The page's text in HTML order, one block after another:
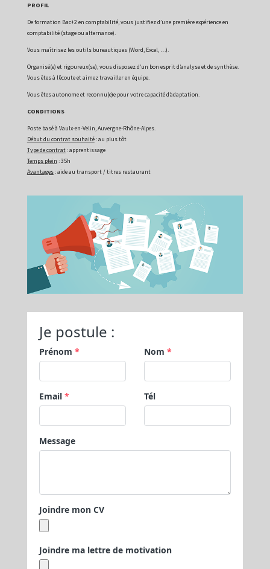
PROFIL
De formation Bac+2 en comptabilité, vous justifiez d’une première expérience en
comptabilité (stage ou alternance).
Vous maîtrisez les outils bureautiques (Word, Excel, …).
Organisé(e) et rigoureux(se), vous disposez d’un bon esprit d’analyse et de synthèse.
Vous êtes à l’écoute et aimez travailler en équipe.
Vous êtes autonome et reconnu(e)e pour votre capacité d’adaptation.
CONDITIONS
Poste basé à Vaulx-en-Velin, Auvergne-Rhône-Alpes.
Début du contrat souhaité: au plus tôt
Type de contrat: apprentissage
Temps plein : 35h
Avantages: aide au transport / titres restaurant